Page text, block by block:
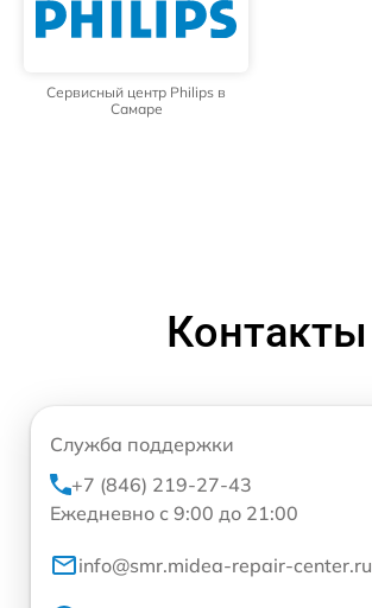
Сервисный центр Philips в
Самаре
Контакты
Служба поддержки
+7 (846) 219-27-43
Ежедневно с 9:00 до 21:00
info@smr.midea-repair-center.ru